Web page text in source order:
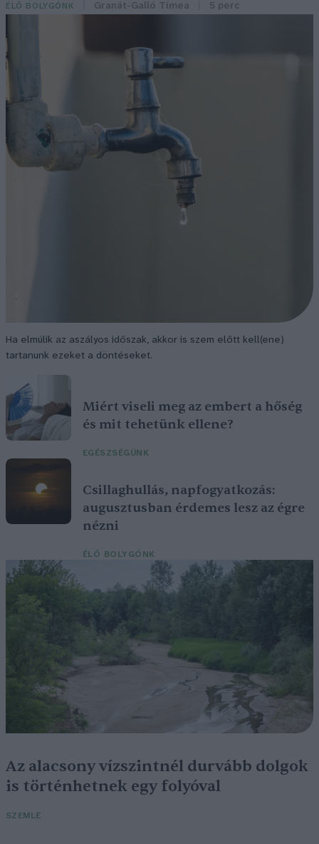
ÉLŐ BOLYGÓNK Granát-Galló Tímea 5 perc
Ha elmúlik az aszályos időszak, akkor is szem előtt kell(ene)
tartanunk ezeket a döntéseket.
Miért viseli meg az embert a hőség
és mit tehetünk ellene?
EGÉSZSÉGÜNK
Csillaghullás, napfogyatkozás:
augusztusban érdemes lesz az égre
nézni
ÉLŐ BOLYGÓNK
Az alacsony vízszintnél durvább dolgok
is történhetnek egy folyóval
SZEMLE